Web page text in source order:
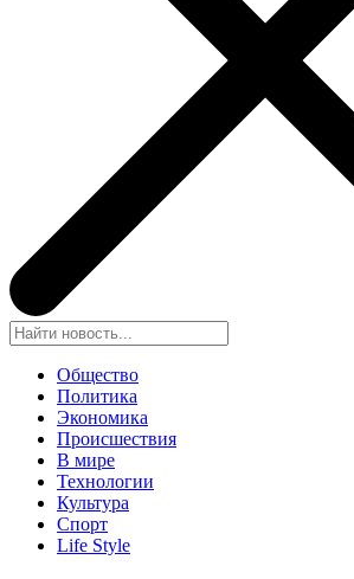
Общество
Политика
Экономика
Происшествия
В мире
Технологии
Культура
Спорт
Life Style